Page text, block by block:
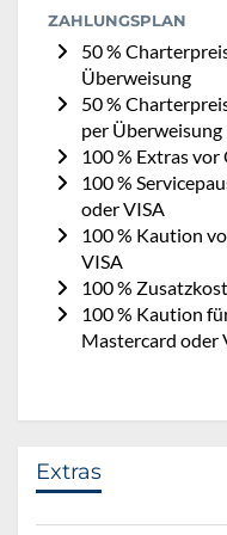
ZAHLUNGSPLAN
50 %
Überweisung
50 %
per Überweisung
100 % Extras
100 %
oder VISA
100 % Kaution
VISA
100 %
100 % Kaution
Mastercard oder
Extras